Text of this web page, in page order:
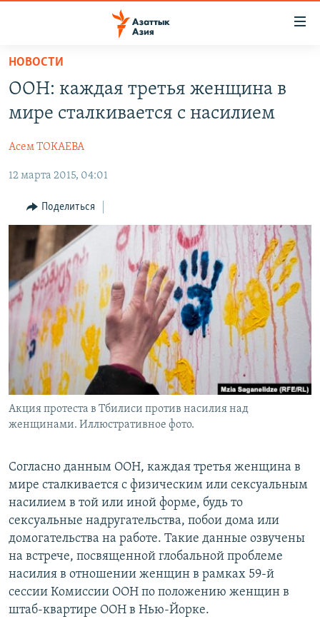
Вернуться
основному
содержанию
Вернутся
навигации
Вернутся
поиску
УЗБЕКИСТАН
ТАДЖИКИСТАН
ВОЙНА В УКРАИНЕ
НА ДРУГИХ ЯЗЫКАХ
ҚАЗАҚША
КЫРГЫЗЧА
ЎЗБЕКЧА
ТОҶИКӢ
TÜRKMENÇE
Все сайты РСЕ/РС
НОВОСТИ
ООН: каждая третья женщина в
мире сталкивается с насилием
Асем ТОКАЕВА
12 марта 2015, 04:01
Поделиться
Акция протеста в Тбилиси против насилия над
женщинами. Иллюстративное фото.
Согласно данным ООН, каждая третья женщина в
мире сталкивается с физическим или сексуальным
насилием в той или иной форме, будь то
сексуальные надругательства, побои дома или
домогательства на работе. Такие данные озвучены
на встрече, посвященной глобальной проблеме
насилия в отношении женщин в рамках 59-й
сессии Комиссии ООН по положению женщин в
штаб-квартире ООН в Нью-Йорке.